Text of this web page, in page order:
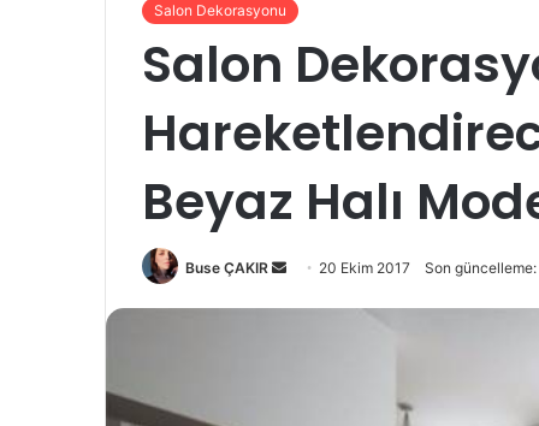
Salon Dekorasyonu
Salon
Beyaz Halı
Buse ÇAKIR 20 Ekim 2017 Son